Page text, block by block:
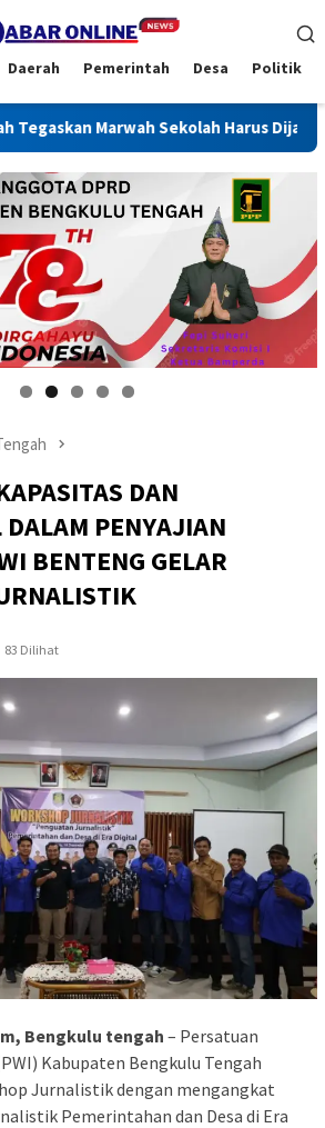
Daerah Pemerintah Desa Politik
Sekolah Harus Dijaga
Pepi suheri
DAN
DALAM PENYAJIAN
BENTENG GELAR
83 Dilihat
Bengkulu tengah – Persatuan
Kabupaten Bengkulu Tengah
Jurnalistik dengan mengangkat
Pemerintahan dan Desa di Era